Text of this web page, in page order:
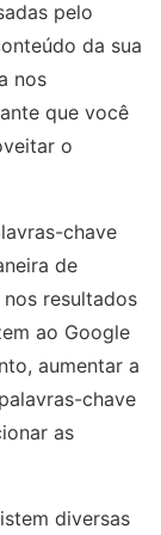
pelo
da sua
nos
que você
o
chave
de
resultados
ao Google
aumentar a
chave
as
diversas